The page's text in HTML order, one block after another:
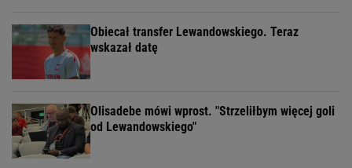
Obiecał transfer Lewandowskiego. Teraz
wskazał datę
Olisadebe mówi wprost. "Strzeliłbym więcej goli
od Lewandowskiego"